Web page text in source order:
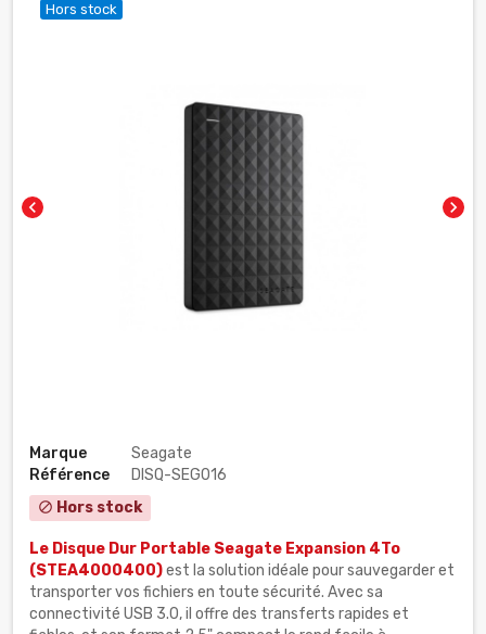
chevron_left chevron_right
Hors stock
Marque
Seagate
Référence
DISQ-SEG016
block Hors stock
Le Disque Dur Portable Seagate Expansion 4To
(STEA4000400)est la solution idéale pour sauvegarder et
transporter vos fichiers en toute sécurité. Avec sa
connectivité USB 3.0, il offre des transferts rapides et